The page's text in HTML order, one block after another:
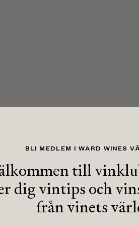
BLI MEDLEM I WARD WINES
till
dig vintips och
från vinets